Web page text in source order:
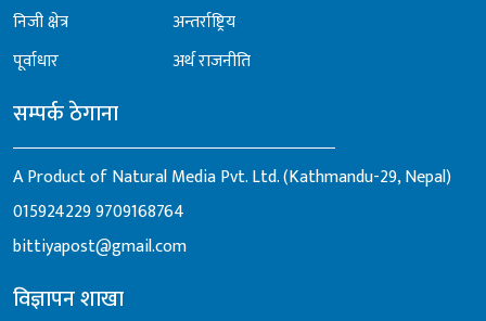
निजी क्षेत्र
पूर्वाधार
अन्तर्राष्ट्रिय
अर्थ राजनीति
सम्पर्क ठेगाना
A Product of Natural Media Pvt. Ltd. (Kathmandu-29, Nepal)
0159242299709168764
bittiyapost@gmail.com
विज्ञापन शाखा